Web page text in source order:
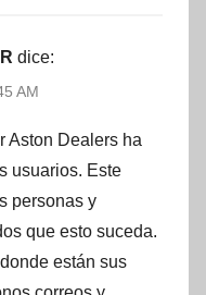
dice:
AM
Aston Dealers ha
usuarios. Este
personas y
que esto suceda.
están sus